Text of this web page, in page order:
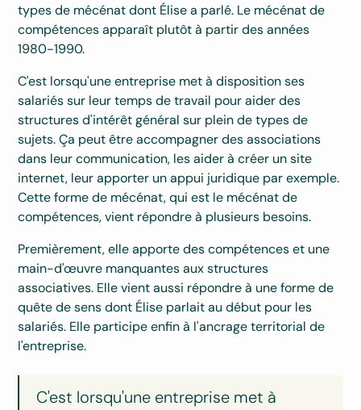
types de mécénat dont Élise a parlé. Le mécénat de
compétences apparaît plutôt à partir des années
1980-1990.
C'est lorsqu'une entreprise met à disposition ses
salariés sur leur temps de travail pour aider des
structures d'intérêt général sur plein de types de
sujets. Ça peut être accompagner des associations
dans leur communication, les aider à créer un site
internet, leur apporter un appui juridique par exemple.
Cette forme de mécénat, qui est le mécénat de
compétences, vient répondre à plusieurs besoins.
Premièrement, elle apporte des compétences et une
main-d'œuvre manquantes aux structures
associatives. Elle vient aussi répondre à une forme de
quête de sens dont Élise parlait au début pour les
salariés. Elle participe enfin à l'ancrage territorial de
l'entreprise.
C'est lorsqu'une entreprise met à